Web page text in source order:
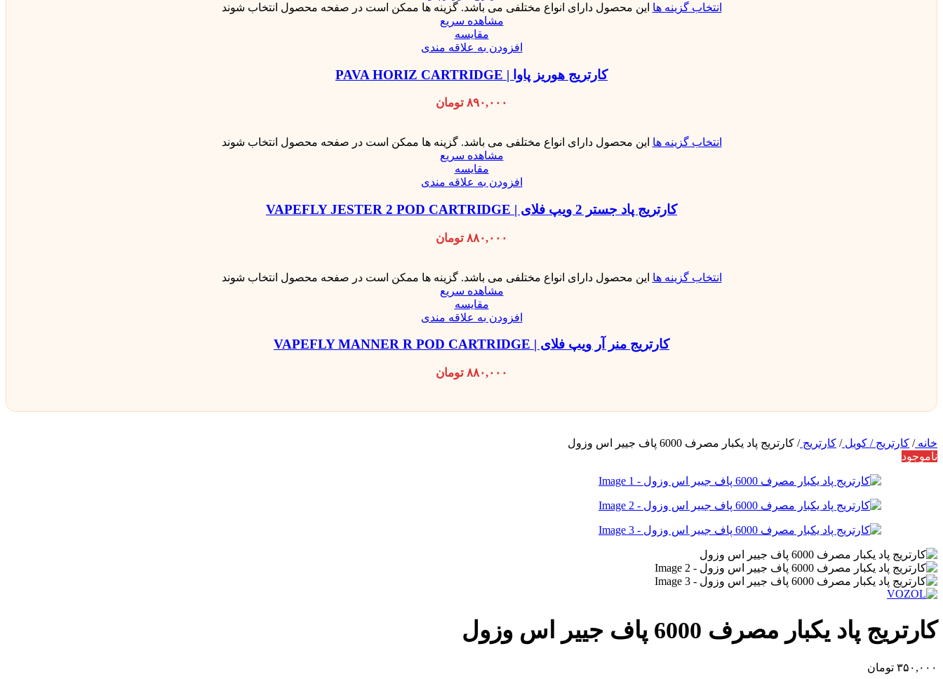
انتخاب گزینه ها این محصول دارای انواع مختلفی می باشد. گزینه ها ممکن است در صفحه محصول انتخاب شوند
مشاهده سریع
مقایسه
افزودن به علاقه مندی
کارتریج هوریز پاوا | PAVA HORIZ CARTRIDGE
۸۹۰,۰۰۰ تومان
انتخاب گزینه ها این محصول دارای انواع مختلفی می باشد. گزینه ها ممکن است در صفحه محصول انتخاب شوند
مشاهده سریع
مقایسه
افزودن به علاقه مندی
کارتریج پاد جستر 2 ویپ فلای | VAPEFLY JESTER 2 POD CARTRIDGE
۸۸۰,۰۰۰ تومان
انتخاب گزینه ها این محصول دارای انواع مختلفی می باشد. گزینه ها ممکن است در صفحه محصول انتخاب شوند
مشاهده سریع
مقایسه
افزودن به علاقه مندی
کارتریج منر آر ویپ فلای | VAPEFLY MANNER R POD CARTRIDGE
۸۸۰,۰۰۰ تومان
خانه/ کارتریج / کویل/ کارتریج/ کارتریج پاد یکبار مصرف 6000 پاف جییر اس وزول
ناموجود
کارتریج پاد یکبار مصرف 6000 پاف جییر اس وزول
۳۵۰,۰۰۰ تومان